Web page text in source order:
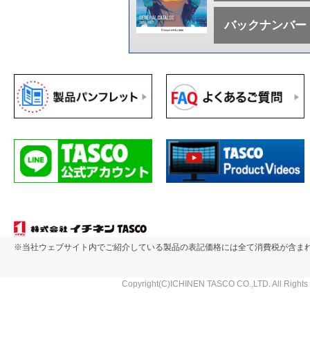
バックナンバー
※当社ウェブサイト内でご紹介している製品の表記価格には全て消費税が含ま
Copyright(C)ICHINEN TASCO CO.,LTD. All